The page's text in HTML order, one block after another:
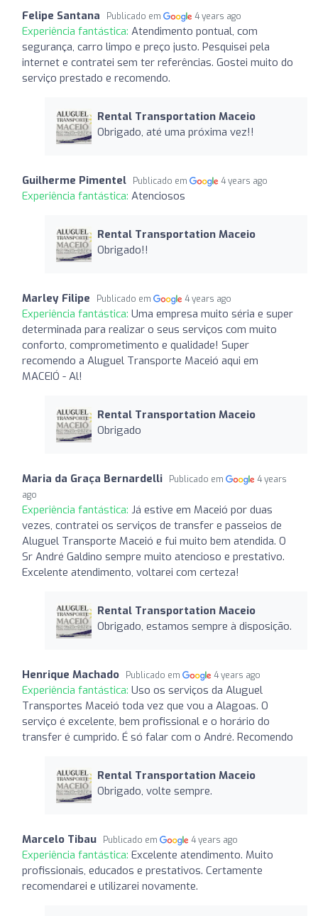
Felipe Santana Publicado em 4 years ago
Experiência fantástica: Atendimento pontual, com
segurança, carro limpo e preço justo. Pesquisei pela
internet e contratei sem ter referências. Gostei muito do
serviço prestado e recomendo.
Rental Transportation Maceio
Obrigado, até uma próxima vez!!
Guilherme Pimentel Publicado em 4 years ago
Experiência fantástica: Atenciosos
Rental Transportation Maceio
Obrigado!!
Marley Filipe Publicado em 4 years ago
Experiência fantástica: Uma empresa muito séria e super
determinada para realizar o seus serviços com muito
conforto, comprometimento e qualidade! Super
recomendo a Aluguel Transporte Maceió aqui em
MACEIÓ - Al!
Rental Transportation Maceio
Obrigado
Maria da Graça Bernardelli Publicado em
4 years
ago
Experiência fantástica: Já estive em Maceió por duas
vezes, contratei os serviços de transfer e passeios de
Aluguel Transporte Maceió e fui muito bem atendida. O
Sr André Galdino sempre muito atencioso e prestativo.
Excelente atendimento, voltarei com certeza!
Rental Transportation Maceio
Obrigado, estamos sempre à disposição.
Henrique Machado Publicado em 4 years ago
Experiência fantástica: Uso os serviços da Aluguel
Transportes Maceió toda vez que vou a Alagoas. O
serviço é excelente, bem profissional e o horário do
transfer é cumprido. É só falar com o André. Recomendo
Rental Transportation Maceio
Obrigado, volte sempre.
Marcelo Tibau Publicado em 4 years ago
Experiência fantástica: Excelente atendimento. Muito
profissionais, educados e prestativos. Certamente
recomendarei e utilizarei novamente.